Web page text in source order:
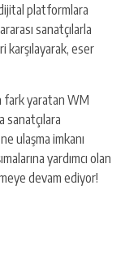
platformlara
sanatçılarla
karşılayarak, eser
fark yaratan WM
sanatçılara
ulaşma imkanı
yardımcı olan
devam ediyor!